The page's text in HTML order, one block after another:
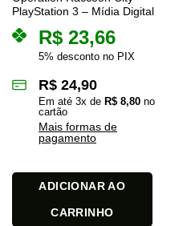
PlayStation 3 – Mídia Digital
R$ 23,66
5% desconto no PIX
R$ 24,90
Em até 3x de R$ 8,80 no
cartão
Mais formas de
pagamento
ADICIONAR AO
CARRINHO